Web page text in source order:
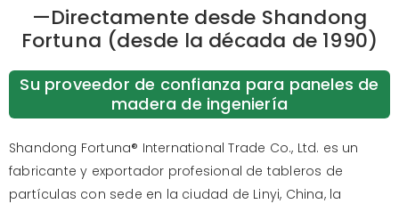
—Directamente desde Shandong
Fortuna (desde la década de 1990)
Su proveedor de confianza para paneles de
madera de ingeniería
Shandong Fortuna® International Trade Co., Ltd. es un
fabricante y exportador profesional de tableros de
partículas con sede en la ciudad de Linyi, China, la